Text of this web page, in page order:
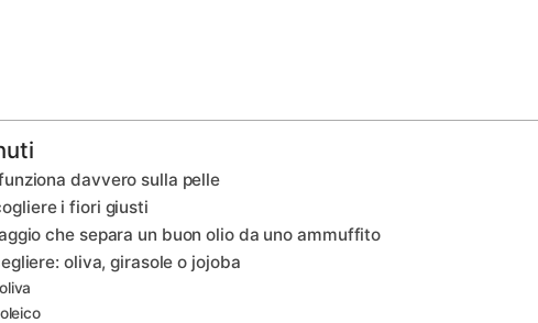
davvero sulla pelle
i fiori giusti
che separa un buon olio da uno ammuffito
oliva, girasole o jojoba